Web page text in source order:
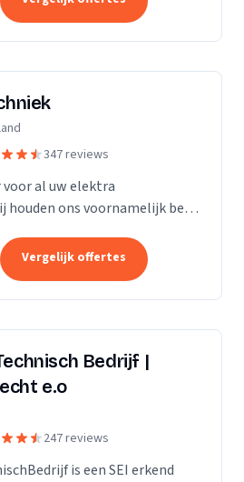
347 reviews
al uw elektra
houden ons voornamelijk bezig
& laadpalen.
Vergelijk offertes
Bedrijf |
e.o
247 reviews
is een SEI erkend